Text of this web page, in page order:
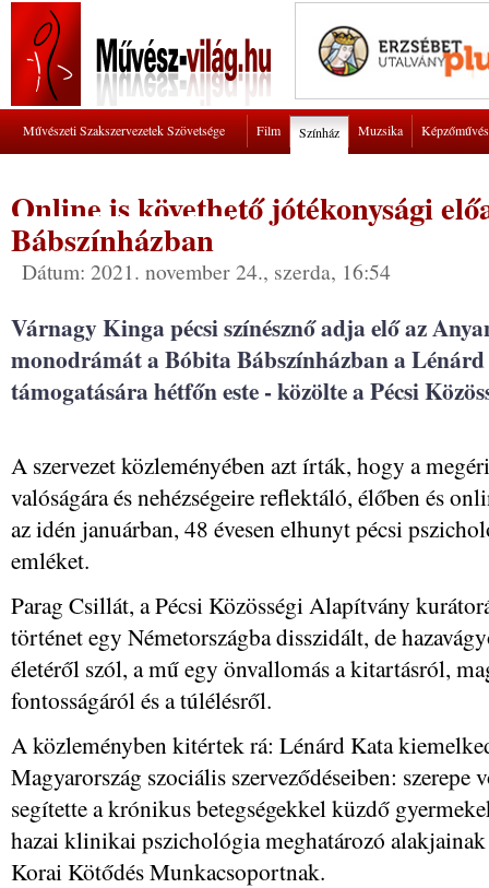
Művészeti Szakszervezetek Szövetsége Film Színház Muzsika
Online is követhető jótékonysági
Bábszínházban
Dátum: 2021. november 24., szerda, 16:54
Várnagy Kinga pécsi színésznő adja elő az
monodrámát a Bóbita Bábszínházban a
támogatására hétfőn este - közölte a Pécsi
A szervezet közleményében azt írták, hogy a
valóságára és nehézségeire reflektáló, élőben és
az idén januárban, 48 évesen elhunyt pécsi
emléket.
Parag Csillát, a Pécsi Közösségi Alapítvány
történet egy Németországba disszidált, de
életéről szól, a mű egy önvallomás a kitartásról,
fontosságáról és a túlélésről.
A közleményben kitértek rá: Lénárd Kata
Magyarország szociális szerveződéseiben: szerepe
segítette a krónikus betegségekkel küzdő
hazai klinikai pszichológia meghatározó
Korai Kötődés Munkacsoportnak.